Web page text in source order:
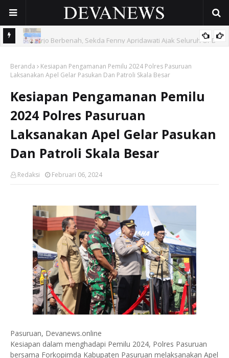
42.210 Pekerja Rentan Lewat BPJS Ketenagakerjaan
Beranda
Kesiapan Pengamanan Pemilu 2024 Polres Pasuruan
Laksanakan Apel Gelar Pasukan Dan Patroli Skala Besar
Kesiapan Pengamanan Pemilu
2024 Polres Pasuruan
Laksanakan Apel Gelar Pasukan
Dan Patroli Skala Besar
Redaksi Februari 06, 2024
Pasuruan, Devanews.online
Kesiapan dalam menghadapi Pemilu 2024, Polres Pasuruan
bersama Forkopimda Kabupaten Pasuruan melaksanakan Apel